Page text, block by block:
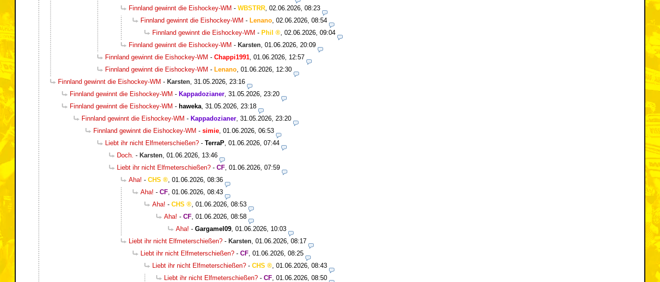
Finnland gewinnt die Eishockey-WM - WBSTRR 02.06.2026, 08:23
Finnland gewinnt die Eishockey-WM - Lenano 02.06.2026, 08:54
Finnland gewinnt die Eishockey-WM - Phil
02.06.2026, 09:04
Finnland gewinnt die Eishockey-WM - Karsten 01.06.2026, 20:09
Finnland gewinnt die Eishockey-WM - Chappi1991 01.06.2026, 12:57
Finnland gewinnt die Eishockey-WM - Lenano 01.06.2026, 12:30
Finnland gewinnt die Eishockey-WM - Karsten 31.05.2026, 23:16
Finnland gewinnt die Eishockey-WM - Kappadozianer 31.05.2026, 23:20
Finnland gewinnt die Eishockey-WM - haweka 31.05.2026, 23:18
Finnland gewinnt die Eishockey-WM - Kappadozianer 31.05.2026, 23:20
Finnland gewinnt die Eishockey-WM - simie 01.06.2026, 06:53
Liebt ihr nicht Elfmeterschießen? - TerraP 01.06.2026, 07:44
Doch. - Karsten 01.06.2026, 13:46
Liebt ihr nicht Elfmeterschießen? - CF 01.06.2026, 07:59
Aha! - CHS
01.06.2026, 08:36
Aha! - CF 01.06.2026, 08:43
Aha! - CHS
01.06.2026, 08:53
Aha! - CF 01.06.2026, 08:58
Aha! - Gargamel09 01.06.2026, 10:03
Liebt ihr nicht Elfmeterschießen? - Karsten 01.06.2026, 08:17
Liebt ihr nicht Elfmeterschießen? - CF 01.06.2026, 08:25
Liebt ihr nicht Elfmeterschießen? - CHS
01.06.2026, 08:43
Liebt ihr nicht Elfmeterschießen? - CF 01.06.2026, 08:50